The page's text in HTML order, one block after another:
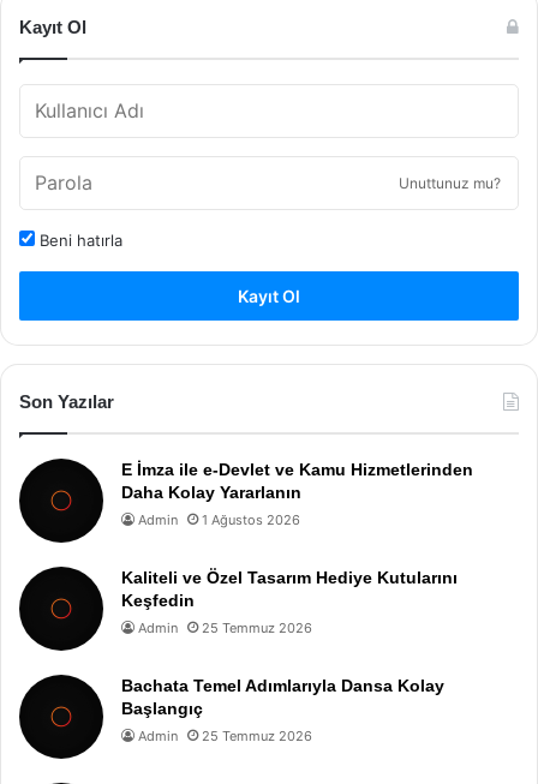
Kayıt Ol
Unuttunuz mu?
Beni hatırla
Kayıt Ol
Son Yazılar
E İmza ile e-Devlet ve Kamu Hizmetlerinden
Daha Kolay Yararlanın
Admin 1 Ağustos 2026
Kaliteli ve Özel Tasarım Hediye Kutularını
Keşfedin
Admin 25 Temmuz 2026
Bachata Temel Adımlarıyla Dansa Kolay
Başlangıç
Admin 25 Temmuz 2026